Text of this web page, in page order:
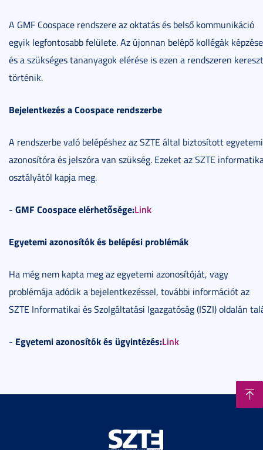
A GMF Coospace rendszere az oktatás és belső kommunikáció
egyik legfontosabb felülete. Az újonnan belépő kollégák képzése
és a szükséges tananyagok elérése is ezen a rendszeren
történik.
Bejelentkezés a Coospace rendszerbe
A rendszerbe való belépéshez az SZTE által biztosított egyetemi
azonosítóra és jelszóra van szükség. Ezeket az SZTE
osztályától kapja meg.
- GMF Coospace elérhetősége:Link
Egyetemi azonosítók és belépési problémák
Ha még nem kapta meg az egyetemi azonosítóját, vagy
problémája adódik a bejelentkezéssel, további információt az
SZTE Informatikai és Szolgáltatási Igazgatóság (ISZI) oldalán
- Egyetemi azonosítók és ügyintézés:Link